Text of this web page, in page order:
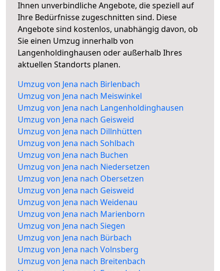
Ihnen unverbindliche Angebote, die speziell auf
Ihre Bedürfnisse zugeschnitten sind. Diese
Angebote sind kostenlos, unabhängig davon, ob
Sie einen Umzug innerhalb von
Langenholdinghausen oder außerhalb Ihres
aktuellen Standorts planen.
Umzug von Jena nach Birlenbach
Umzug von Jena nach Meiswinkel
Umzug von Jena nach Langenholdinghausen
Umzug von Jena nach Geisweid
Umzug von Jena nach Dillnhütten
Umzug von Jena nach Sohlbach
Umzug von Jena nach Buchen
Umzug von Jena nach Niedersetzen
Umzug von Jena nach Obersetzen
Umzug von Jena nach Geisweid
Umzug von Jena nach Weidenau
Umzug von Jena nach Marienborn
Umzug von Jena nach Siegen
Umzug von Jena nach Bürbach
Umzug von Jena nach Volnsberg
Umzug von Jena nach Breitenbach